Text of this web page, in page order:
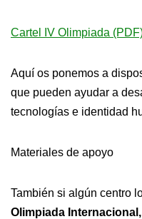
Cartel IV Olimpiada
Aquí os ponemos a
que pueden ayudar a
tecnologías e identidad
Materiales de apoyo
También si algún centro
Olimpiada Internacional,